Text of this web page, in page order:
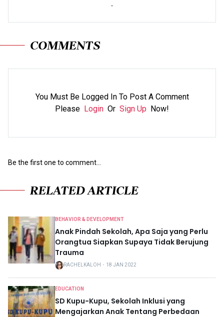
-
COMMENTS
You Must Be Logged In To Post A Comment
Please Login Or Sign Up Now!
Be the first one to comment...
RELATED ARTICLE
BEHAVIOR & DEVELOPMENT
Anak Pindah Sekolah, Apa Saja yang Perlu
Orangtua Siapkan Supaya Tidak Berujung
Trauma
RACHELKALOH ・ 18 JAN 2022
EDUCATION
SD Kupu-Kupu, Sekolah Inklusi yang
Mengajarkan Anak Tentang Perbedaan